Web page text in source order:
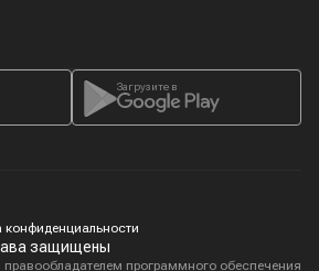
Загрузите в
конфиденциальности
защищены
программного обеспечения